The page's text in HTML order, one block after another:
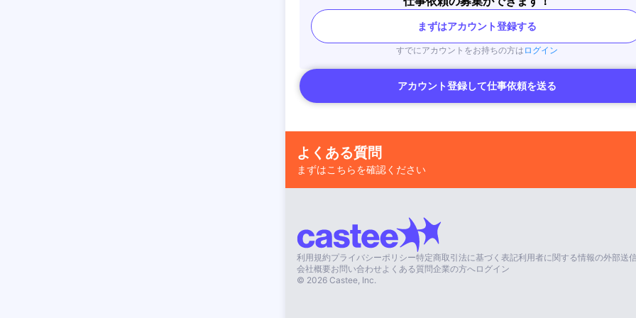
まずはアカウント登録する
すでにアカウントをお持ちの方は ログイン
アカウント登録して仕事依頼を送る
よくある質問
まずはこちらを確認ください
利用規約プライバシーポリシー特定商取引法に基づく表記利用者に関する情報の外部送
会社概要お問い合わせ よくある質問企業の方へログイン
© 2026 Castee, Inc.